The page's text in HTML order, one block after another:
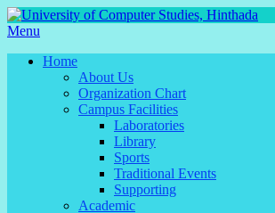
Menu
Home
About Us
Organization Chart
Campus Facilities
Laboratories
Library
Sports
Traditional Events
Supporting
Academic